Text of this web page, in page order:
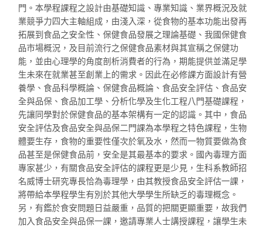
門。本學程課程之設計由基礎知識、專業知識、業界概況及就
業競爭力四大主軸組成，由淺入深，從食物的基本功能出發再
拓展到食品之安全性、保健食品發展之理論基礎、我國保健食
品市場概況，及目前流行之保健食品素材與其宣稱之保健功
能，並由心理學的角度剖析消費者的行為，期能提供並滿足學
生未來在就業甚至創業上的需求。因此在必修課方面設計有營
養學、食品科學概論、保健食品概論、食品安全評估、食品安
全與品保、食品加工學、分析化學及生化工程八門基礎課程，
先讓同學對於保健食品的基本架構有一定的認識。其中，食品
安全評估及食品安全與品保二門課為本學程之特色課程，生物
體要生存，食物的重要性僅次於氧及水，然而一物質要做為食
品甚至是保健食品前，安全是其最基本的要求。國內毒理方面
專家甚少，有關食品安全評估的課程更是少見，生科系教師招
名威博士研究專長恰為毒理學，由其教授食品安全評估一課，
將帶給本學程學生有別於其他大學學生所缺乏的毒理概念。
另，有鑑於食安問題日益嚴重，品質的把關更顯重要，故我們
加入食品安全與品保一課，邀請專業人士講授課程，讓學生未